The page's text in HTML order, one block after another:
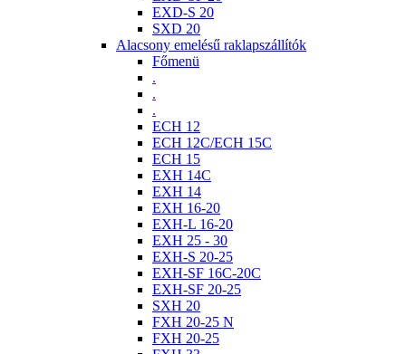
EXD-S 20
SXD 20
Alacsony emelésű raklapszállítók
Főmenü
.
.
.
ECH 12
ECH 12C/ECH 15C
ECH 15
EXH 14C
EXH 14
EXH 16-20
EXH-L 16-20
EXH 25 - 30
EXH-S 20-25
EXH-SF 16C-20C
EXH-SF 20-25
SXH 20
FXH 20-25 N
FXH 20-25